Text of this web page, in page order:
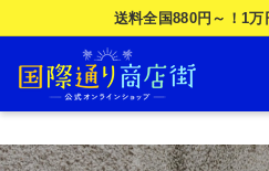
to
送料全国880円～！1
国
際
通
り